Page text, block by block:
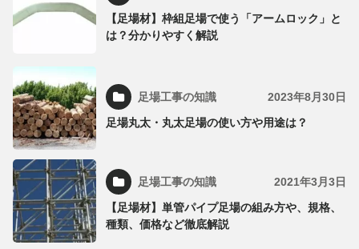
【足場材】枠組足場で使う「アームロック」と
は？分かりやすく解説
足場工事の知識 2023年8月30日
足場丸太・丸太足場の使い方や用途は？
足場工事の知識 2021年3月3日
【足場材】単管パイプ足場の組み方や、規格、
種類、価格など徹底解説